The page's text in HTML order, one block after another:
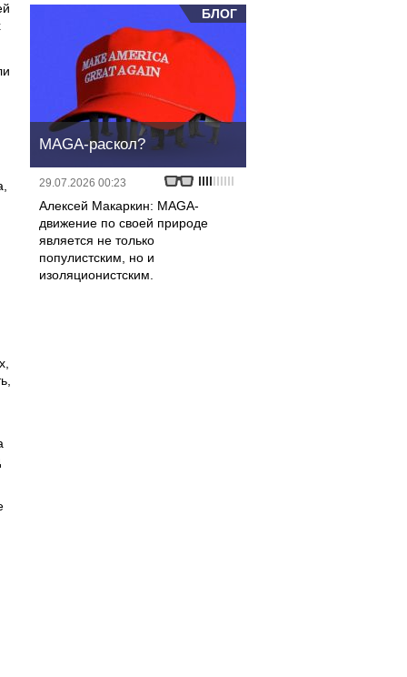
БЛОГ
MAGA-раскол?
29.07.2026 00:23
Алексей Макаркин: MAGA-
движение по своей природе
является не только
популистским, но и
изоляционистским.